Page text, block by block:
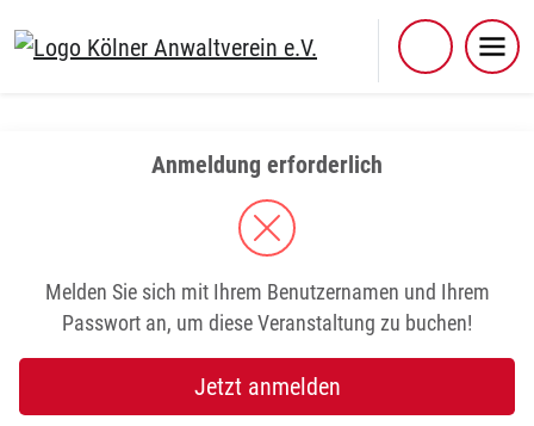
Anmeldung erforderlich
Melden Sie sich mit Ihrem Benutzernamen und Ihrem
Passwort an, um diese Veranstaltung zu buchen!
Jetzt anmelden